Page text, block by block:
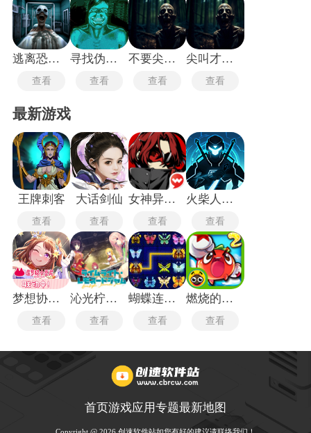
逃离恐怖医院
查看
寻找伪人完整版
查看
不要尖叫联机版
查看
尖叫才能奔跑
查看
最新游戏
王牌刺客
查看
大话剑仙
查看
女神异闻录5皇家版
查看
火柴人格斗家无敌版
查看
梦想协奏曲
查看
沁光柠檬即兴曲
查看
蝴蝶连连看
查看
燃烧的蔬菜2经典版
查看
首页游戏应用专题最新地图